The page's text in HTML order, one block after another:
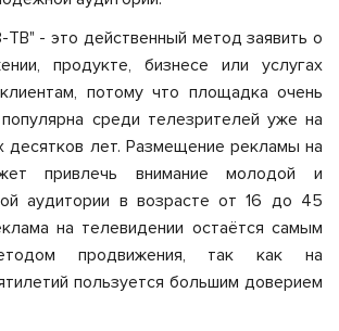
- это действенный метод заявить о
продукте, бизнесе или услугах
потому что площадка очень
среди телезрителей уже на
десятков лет. Размещение рекламы на
привлечь внимание молодой и
аудитории в возрасте от 16 до 45
на телевидении остаётся самым
продвижения, так как на
пользуется большим доверием